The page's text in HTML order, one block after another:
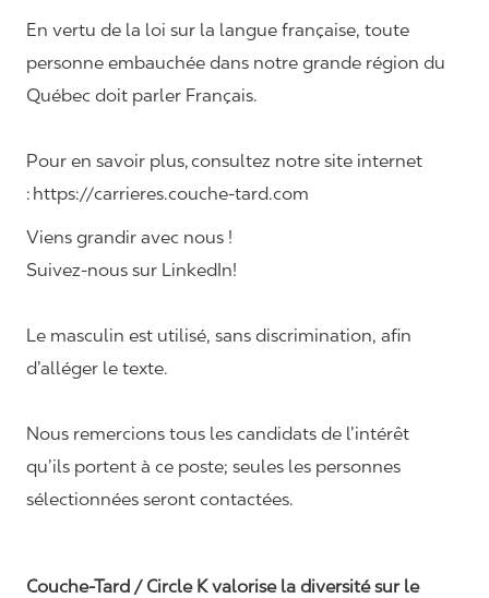
En vertu de la loi sur la langue française, toute
personne embauchée dans notre grande région du
Québec doit parler Français.
Pour en savoir plus, consultez notre site internet
: https://carrieres.couche-tard.com
Viens grandir avec nous !
Suivez-nous sur LinkedIn!
Le masculin est utilisé, sans discrimination, afin
d’alléger le texte.
Nous remercions tous les candidats de l’intérêt
qu’ils portent à ce poste; seules les personnes
sélectionnées seront contactées.
Couche-Tard / Circle K valorise la diversité sur le